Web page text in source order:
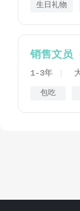
生日礼物
销售文员
1-3年
包吃